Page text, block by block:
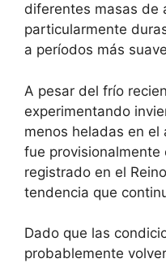
diferentes masas de
particularmente
a períodos más
A pesar del frío
experimentando
menos heladas en el
fue
registrado en el
tendencia que
Dado que las
probablemente